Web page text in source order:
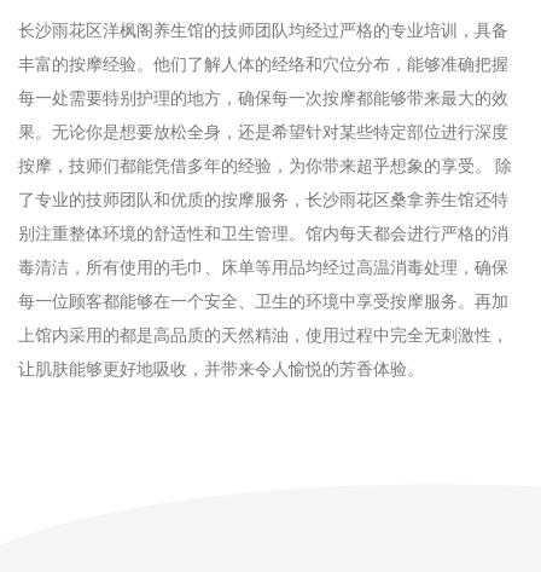
长沙雨花区洋枫阁养生馆的技师团队均经过严格的专业培训，具备
丰富的按摩经验。他们了解人体的经络和穴位分布，能够准确把握
每一处需要特别护理的地方，确保每一次按摩都能够带来最大的效
果。无论你是想要放松全身，还是希望针对某些特定部位进行深度
按摩，技师们都能凭借多年的经验，为你带来超乎想象的享受。 除
了专业的技师团队和优质的按摩服务，长沙雨花区桑拿养生馆还特
别注重整体环境的舒适性和卫生管理。馆内每天都会进行严格的消
毒清洁，所有使用的毛巾、床单等用品均经过高温消毒处理，确保
每一位顾客都能够在一个安全、卫生的环境中享受按摩服务。再加
上馆内采用的都是高品质的天然精油，使用过程中完全无刺激性，